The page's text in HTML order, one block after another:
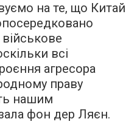
на те, що Китай
всі
агресора
праву
нашим
фон дер Ляєн.